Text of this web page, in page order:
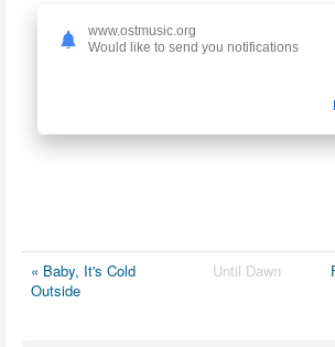
« Baby, It's Cold
Outside
Until Dawn
www.ostmusic.org
Would like to send you notifications